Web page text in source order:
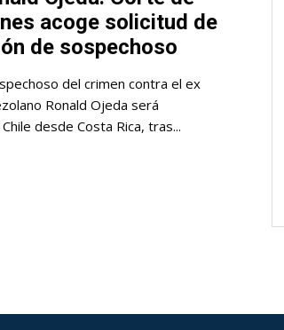
acoge solicitud de
de sospechoso
del crimen contra el ex
Ronald Ojeda será
desde Costa Rica, tras...